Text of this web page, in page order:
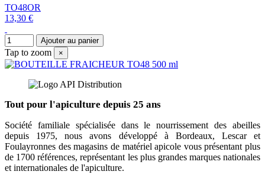
TO48OR
13,30 €
Ajouter au panier
Tap to zoom ×
Tout pour l'apiculture depuis 25 ans
Société familiale spécialisée dans le nourrissement des abeilles
depuis 1975, nous avons développé à Bordeaux, Lescar et
Foulayronnes des magasins de matériel apicole vous présentant plus
de 1700 références, représentant les plus grandes marques nationales
et internationales de l'apiculture.